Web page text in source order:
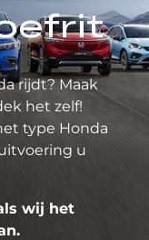
rijdt? Maak
het zelf!
type Honda
u
wij het